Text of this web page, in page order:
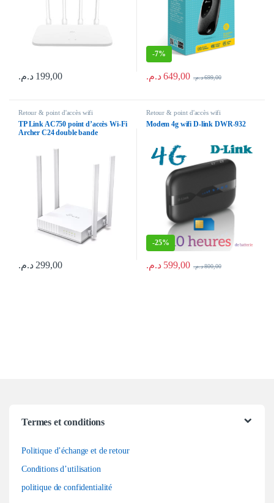
199,00 د.م.
-7%
649,00 د.م. 699,00 د.م.
Retour & point d'accès wifi
TP Link AC750 point d’accès Wi-Fi
Archer C24 double bande
299,00 د.م.
Retour & point d'accès wifi
Modem 4g wifi D-link DWR‑932
-25%
599,00 د.م. 800,00 د.م.
Termes et conditions
Politique d’échange et de retour
Conditions d’utilisation
politique de confidentialité